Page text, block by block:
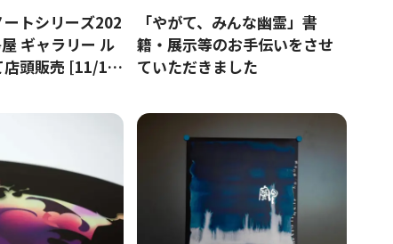
ートシリーズ202
ギャラリー ル
店頭販売 [11/13
「やがて、みんな幽霊」書
籍・展示等のお手伝いをさせ
ていただきました